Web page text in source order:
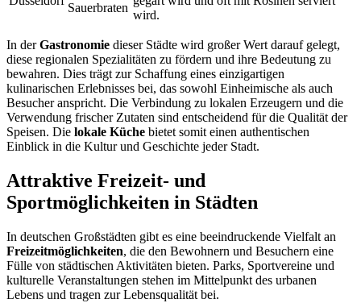
Sauerbraten
wird.
In derGastronomie dieser Städte wird großer Wert darauf gelegt,
diese regionalen Spezialitäten zu fördern und ihre Bedeutung zu
bewahren. Dies trägt zur Schaffung eines einzigartigen
kulinarischen Erlebnisses bei, das sowohl Einheimische als auch
Besucher anspricht. Die Verbindung zu lokalen Erzeugern und die
Verwendung frischer Zutaten sind entscheidend für die Qualität der
Speisen. Die lokale Küche bietet somit einen authentischen
Einblick in die Kultur und Geschichte jeder Stadt.
Attraktive Freizeit- und
Sportmöglichkeiten in Städten
In deutschen Großstädten gibt es eine beeindruckende Vielfalt an
Freizeitmöglichkeiten, die den Bewohnern und Besuchern eine
Fülle von städtischen Aktivitäten bieten. Parks, Sportvereine und
kulturelle Veranstaltungen stehen im Mittelpunkt des urbanen
Lebens und tragen zur Lebensqualität bei.